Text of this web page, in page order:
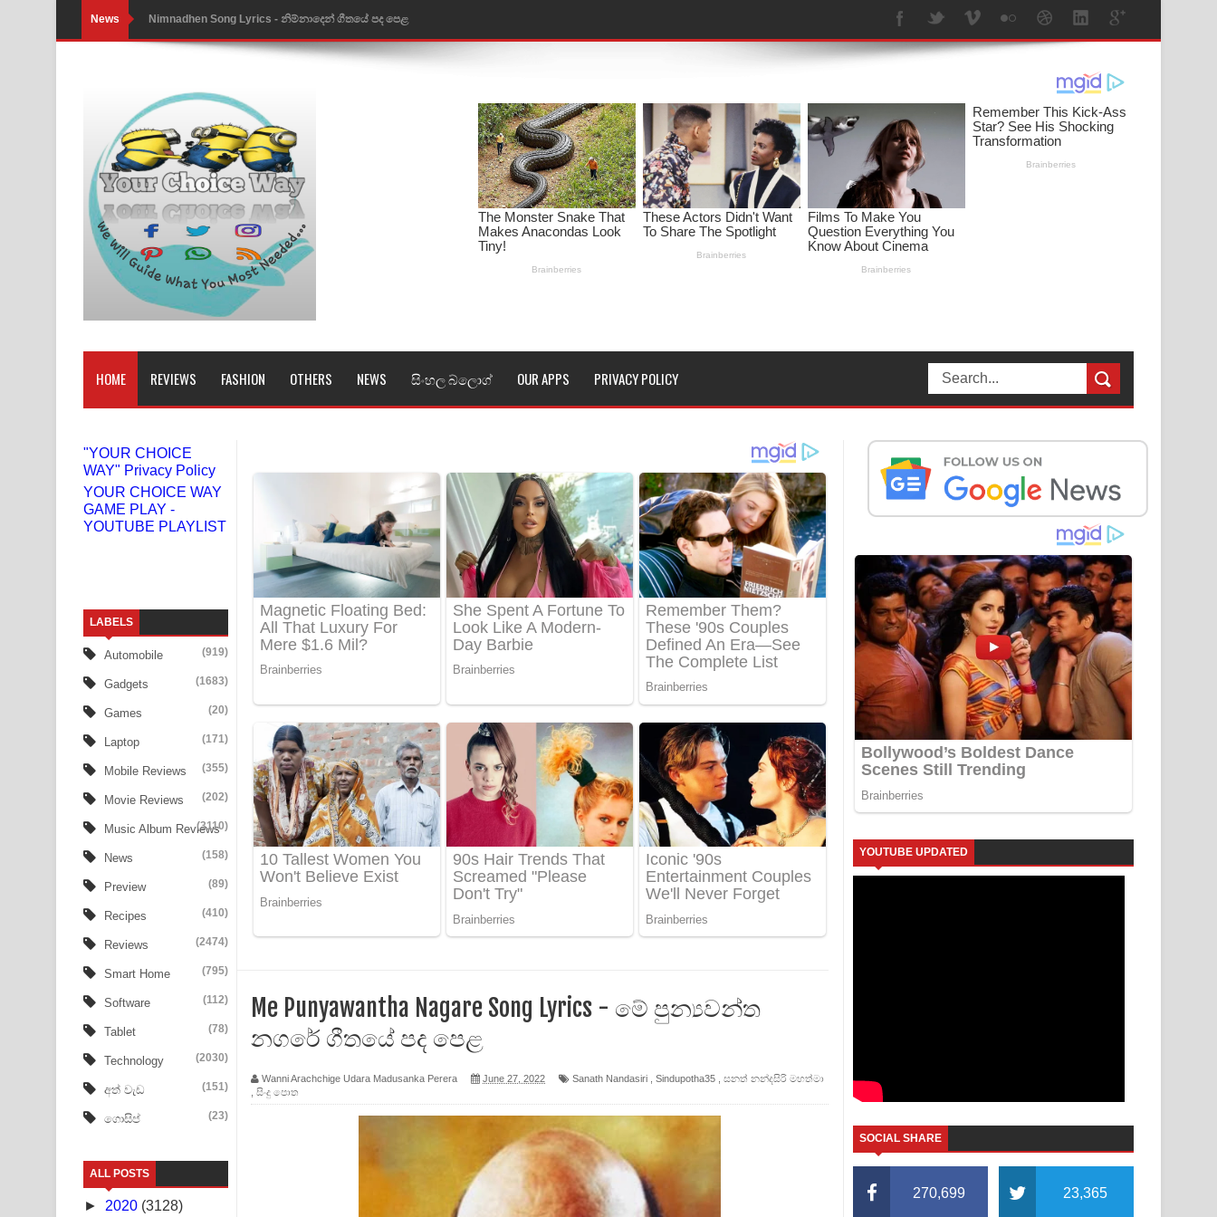
News Nimnadhen Song Lyrics - නිම්නාදෙන් ගීතයේ පද පෙළ
Obamai Mage Adare Song Lyrics - ඔබමයි මගේ ආදරේ ගීතයේ පද පෙළ
Pansal Gihin Song Lyrics - පන්සල් ගිහිං ගීතයේ පද පෙළ
Ankeliya Song Lyrics - අංකෙළිය ගීතයේ පද පෙළ
DEAR GOD Song Lyrics - ඩියර් ගෝඩ් ගීතයේ පද පෙළ
MANAMALA KATHA Song Lyrics - මනමාල කතා ගීතයේ පද පෙළ
Dai Dai Lyrics - Shakira, Burna Boy | 2026 football world cup song lyrics
Lassana Amma Song Lyrics - ලස්සන අම්මා ගීතයේ පද පෙළ
Gemak Deela Song Lyrics - ගේමක් දීලා ගීතයේ පද පෙළ
Doni Song Lyrics - දෝණි ගීතයේ පද පෙළ
Benthara Palame Song Lyrics - බෙන්තර පාලමේ ගීතයේ පද පෙළ
Sanda Babalena Song Lyrics - සඳ බැබලෙන ගීතයේ පද පෙළ
Adare Wadi Nisa Song Lyrics - ආදරේ වැඩි නිසා ගීතයේ පද පෙළ
UNUHUMA Song Lyrics - උණුහුම ගීතයේ පද පෙළ
Katakara Song Lyrics - කටකාර ගීතයේ පද පෙළ
Tharu Yaye Dilena Song Lyrics - තරු යායේ දිලෙනා ගීතයේ පද පෙළ
Ow Man Sosa Song Lyrics - ඔව් මං සෝසා ගීතයේ පද පෙළ
Heavy Weight Song Lyrics
Aye Lanweela Song Lyrics - ආයේ ලංවීලා ගීතයේ පද පෙළ
Ala purannata Song Lyrics - ආල පුරන්නට ගීතයේ පද පෙළ
BTS : Hooligan Lyrics
Apa Hamuwee Song Lyrics - අප හමුවී ගීතයේ පද පෙළ
PATHINIYE Song Lyrics - පතිනියනේ ගීතයේ පද පෙළ
Sorry Sir Song Lyrics - සොරි සර් ගීතයේ පද පෙළ
Mathaka Aluthin Liyanna Song Lyrics - මතක අලුතින් ලියන්න ගීතයේ පද පෙළ
Sandak Awith Song Lyrics - සඳක් ඇවිත් ගීතයේ පද පෙළ
Swetha Sande Song Lyrics - ශ්වේත සඳේ ගීතයේ පද පෙළ
Ma Igili Giya Lyrics - මා ඉගිලී ගියා ගීතයේ පද පෙළ
HOME REVIEWS FASHION OTHERS NEWS සිංහල බ්ලොග් OUR APPS PRIVACY POLICY
"YOUR CHOICE
WAY" Privacy Policy
YOUR CHOICE WAY
GAME PLAY -
YOUTUBE PLAYLIST
LABELS
Automobile (919)
Gadgets (1683)
Games (20)
Laptop (171)
Mobile Reviews (355)
Movie Reviews (202)
Music Album Reviews
(3110)
News (158)
Preview (89)
Recipes (410)
Reviews (2474)
Smart Home (795)
Software (112)
Tablet (78)
Technology (2030)
අත් වැඩ (151)
ගොසිප් (23)
ALL POSTS
► 2020 (3128)
Me Punyawantha Nagare Song Lyrics - මේ පුන්‍යවන්ත
නගරේ ගීතයේ පද පෙළ
Wanni Arachchige Udara Madusanka Perera June 27, 2022 Sanath Nandasiri Sindupotha35
සනත් නන්දසිරි මහත්මා
සිංදු පොත
YOUTUBE UPDATED
SOCIAL SHARE
270,699 23,365